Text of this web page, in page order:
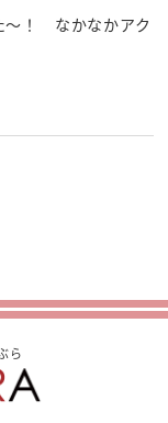
～！ なかなかアク
ら